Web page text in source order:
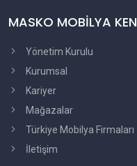
MASKO MOBİLYA
Yönetim Kurulu
Kurumsal
Kariyer
Mağazalar
Türkiye Mobilya Firmaları
İletişim